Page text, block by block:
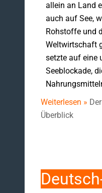
allein an Land
auch auf See,
Rohstoffe und
Weltwirtschaft
setzte auf eine
Seeblockade,
Weiterlesen »
Überblick